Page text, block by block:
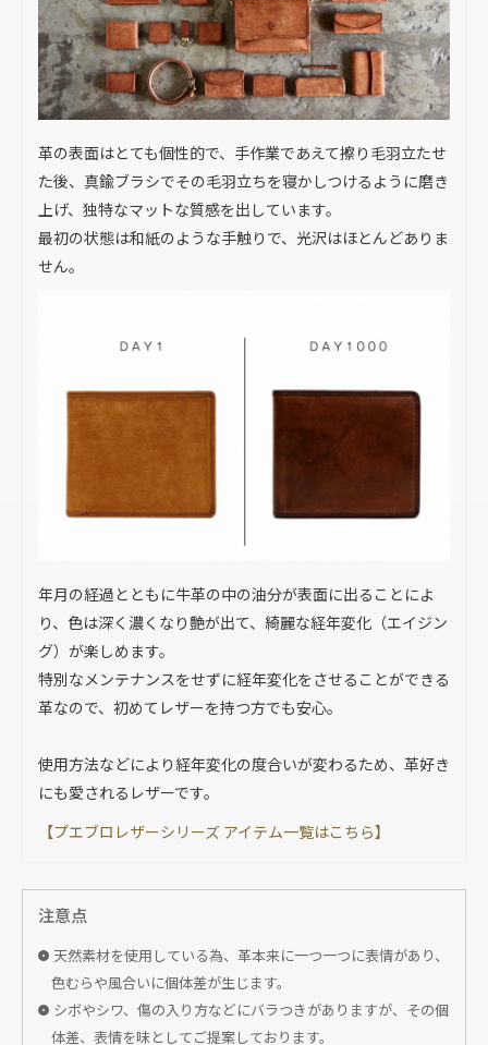
革の表面はとても個性的で、手作業であえて擦り毛羽立たせ
た後、真鍮ブラシでその毛羽立ちを寝かしつけるように磨き
上げ、独特なマットな質感を出しています。
最初の状態は和紙のような手触りで、光沢はほとんどありま
せん。
年月の経過とともに牛革の中の油分が表面に出ることによ
り、色は深く濃くなり艶が出て、綺麗な経年変化（エイジン
グ）が楽しめます。
特別なメンテナンスをせずに経年変化をさせることができる
革なので、初めてレザーを持つ方でも安心。
使用方法などにより経年変化の度合いが変わるため、革好き
にも愛されるレザーです。
【プエブロレザーシリーズ アイテム一覧はこちら】
注意点
天然素材を使用している為、革本来に一つ一つに表情があり、
色むらや風合いに個体差が生じます。
シボやシワ、傷の入り方などにバラつきがありますが、その個
体差、表情を味としてご提案しております。